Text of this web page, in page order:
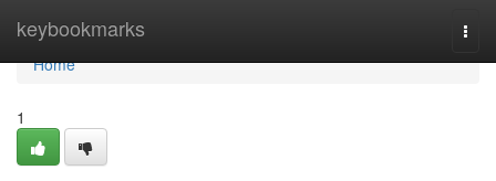
keybookmarks
Home
Home
1